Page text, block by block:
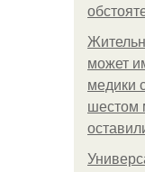
может
медики
шестом